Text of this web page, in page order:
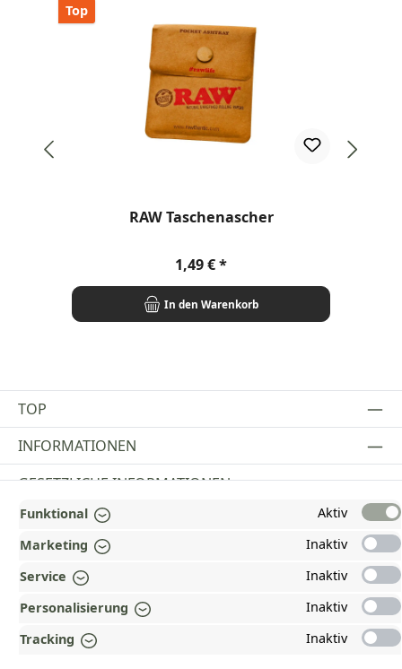
Top
RAW Taschenascher
Regulärer Preis:
1,49 €
In den Warenkorb
TOP
INFORMATIONEN
GESETZLICHE INFORMATIONEN
ZAHLUNGS- UND VERSANDARTEN
AUSGEZEICHNET UND ZERTIFIZIERT!
UNSERE COMMUNITIES
Funktional
Aktiv
Marketing
Inaktiv
Service
Inaktiv
Personalisierung
Inaktiv
Tracking
Inaktiv